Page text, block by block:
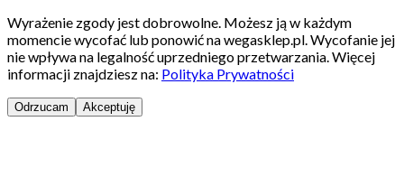
Wyrażenie zgody jest dobrowolne. Możesz ją w każdym
momencie wycofać lub ponowić na wegasklep.pl. Wycofanie jej
nie wpływa na legalność uprzedniego przetwarzania. Więcej
informacji znajdziesz na: Polityka Prywatności
Odrzucam Akceptuję